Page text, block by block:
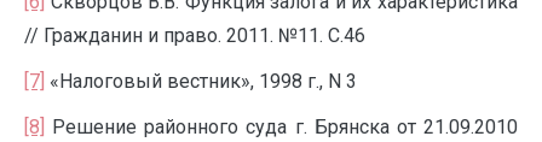
// Гражданин и право. 2011. №11. С.46
[7] «Налоговый вестник», 1998 г., N 3
[8]
Решение районного суда г. Брянска от 21.09.2010